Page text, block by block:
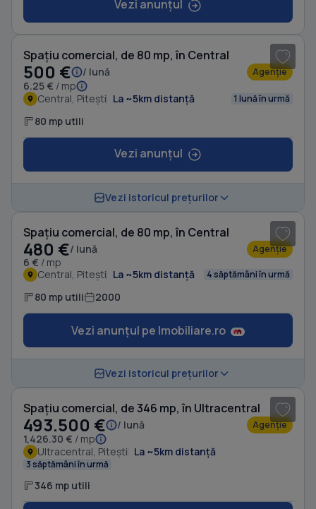
Vezi anunțul
Spațiu comercial, de 80 mp, în Central
500 €
/ lună
6.25 € / mp
Agenție
Central, Pitești La ~5km distanță 1 lună în urmă
80 mp utili
Vezi anunțul
Vezi istoricul prețurilor
Spațiu comercial, de 80 mp, în Central
480 €/ lună
6 € / mp
Agenție
Central, Pitești La ~5km distanță 4 săptămâni în urmă
80 mp utili 2000
Vezi anunțul pe Imobiliare.ro
Vezi istoricul prețurilor
Spațiu comercial, de 346 mp, în Ultracentral
493.500 €
/ lună
1,426.30 € / mp
Agenție
Ultracentral, Pitești La ~5km distanță
3 săptămâni în urmă
346 mp utili